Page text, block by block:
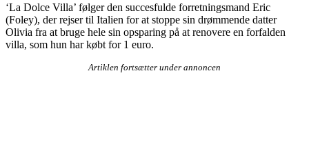
‘La Dolce Villa’ følger den succesfulde forretningsmand Eric
(Foley), der rejser til Italien for at stoppe sin drømmende datter
Olivia fra at bruge hele sin opsparing på at renovere en forfalden
villa, som hun har købt for 1 euro.
Artiklen fortsætter under annoncen